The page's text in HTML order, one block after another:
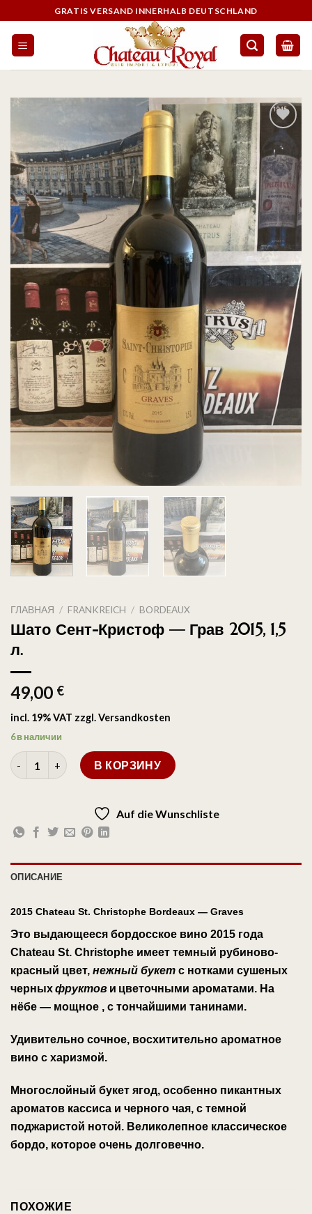
GRATIS VERSAND INNERHALB DEUTSCHLAND
Auf die
Wunschliste
ГЛАВНАЯ / FRANKREICH / BORDEAUX
Шато Сент-Кристоф — Грав 2015, 1,5
л.
49,00 €
incl. 19% VAT zzgl.Versandkosten
6 в наличии
В КОРЗИНУ
Auf die Wunschliste
ОПИСАНИЕ
2015 Chateau St. Christophe Bordeaux — Graves
Это выдающееся бордосское вино 2015 года
Chateau St. Christophe имеет темный рубиново-
красный цвет, нежный букет с нотками сушеных
черныхфруктов и цветочными ароматами. На
нёбе — мощное , с тончайшими танинами.
Удивительно сочное, восхитительно ароматное
вино с харизмой.
Многослойный букет ягод, особенно пикантных
ароматов кассиса и черного чая, с темной
поджаристой нотой. Великолепное классическое
бордо, которое очень долговечно.
ПОХОЖИЕ